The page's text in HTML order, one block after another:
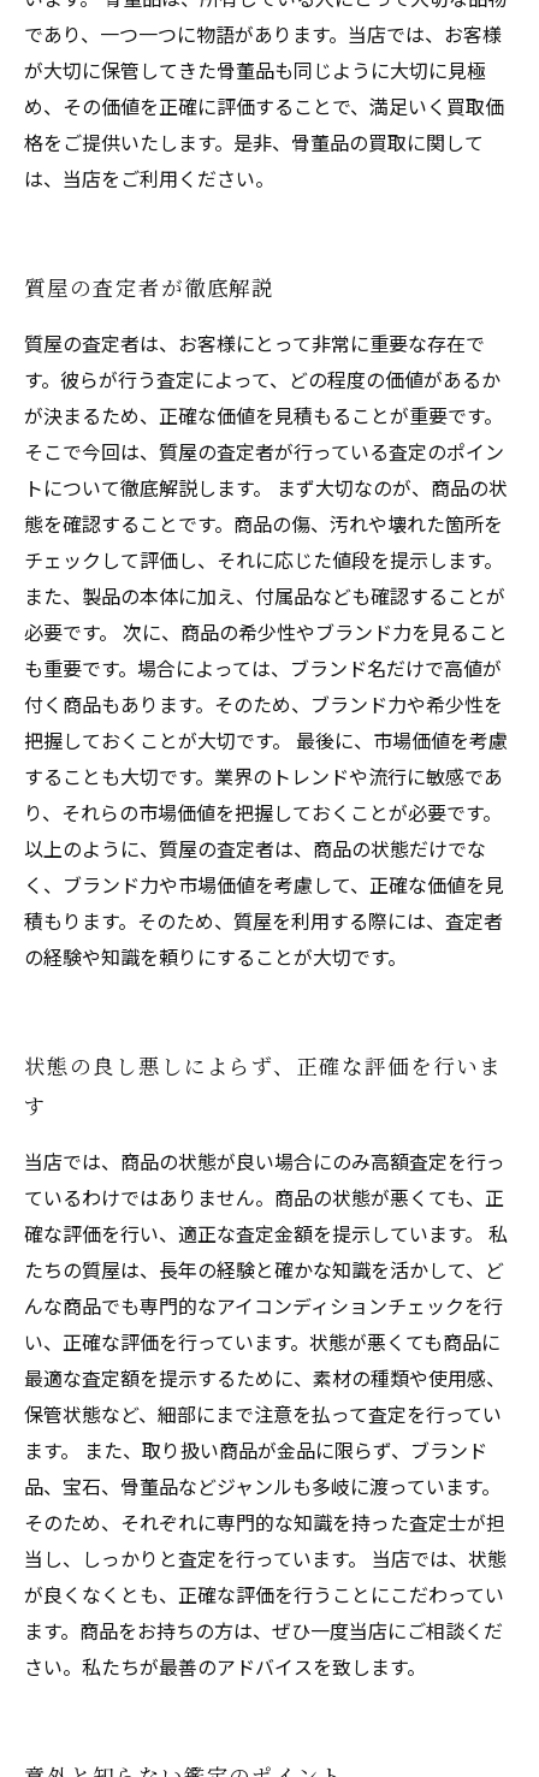
であり、一つ一つに物語があります。当店では、お客様
が大切に保管してきた骨董品も同じように大切に見極
め、その価値を正確に評価することで、満足いく買取価
格をご提供いたします。是非、骨董品の買取に関して
は、当店をご利用ください。
質屋の査定者が徹底解説
質屋の査定者は、お客様にとって非常に重要な存在で
す。彼らが行う査定によって、どの程度の価値があるか
が決まるため、正確な価値を見積もることが重要です。
そこで今回は、質屋の査定者が行っている査定のポイン
トについて徹底解説します。 まず大切なのが、商品の状
態を確認することです。商品の傷、汚れや壊れた箇所を
チェックして評価し、それに応じた値段を提示します。
また、製品の本体に加え、付属品なども確認することが
必要です。 次に、商品の希少性やブランド力を見ること
も重要です。場合によっては、ブランド名だけで高値が
付く商品もあります。そのため、ブランド力や希少性を
把握しておくことが大切です。 最後に、市場価値を考慮
することも大切です。業界のトレンドや流行に敏感であ
り、それらの市場価値を把握しておくことが必要です。
以上のように、質屋の査定者は、商品の状態だけでな
く、ブランド力や市場価値を考慮して、正確な価値を見
積もります。そのため、質屋を利用する際には、査定者
の経験や知識を頼りにすることが大切です。
状態の良し悪しによらず、正確な評価を行いま
す
当店では、商品の状態が良い場合にのみ高額査定を行っ
ているわけではありません。商品の状態が悪くても、正
確な評価を行い、適正な査定金額を提示しています。 私
たちの質屋は、長年の経験と確かな知識を活かして、ど
んな商品でも専門的なアイコンディションチェックを行
い、正確な評価を行っています。状態が悪くても商品に
最適な査定額を提示するために、素材の種類や使用感、
保管状態など、細部にまで注意を払って査定を行ってい
ます。 また、取り扱い商品が金品に限らず、ブランド
品、宝石、骨董品などジャンルも多岐に渡っています。
そのため、それぞれに専門的な知識を持った査定士が担
当し、しっかりと査定を行っています。 当店では、状態
が良くなくとも、正確な評価を行うことにこだわってい
ます。商品をお持ちの方は、ぜひ一度当店にご相談くだ
さい。私たちが最善のアドバイスを致します。